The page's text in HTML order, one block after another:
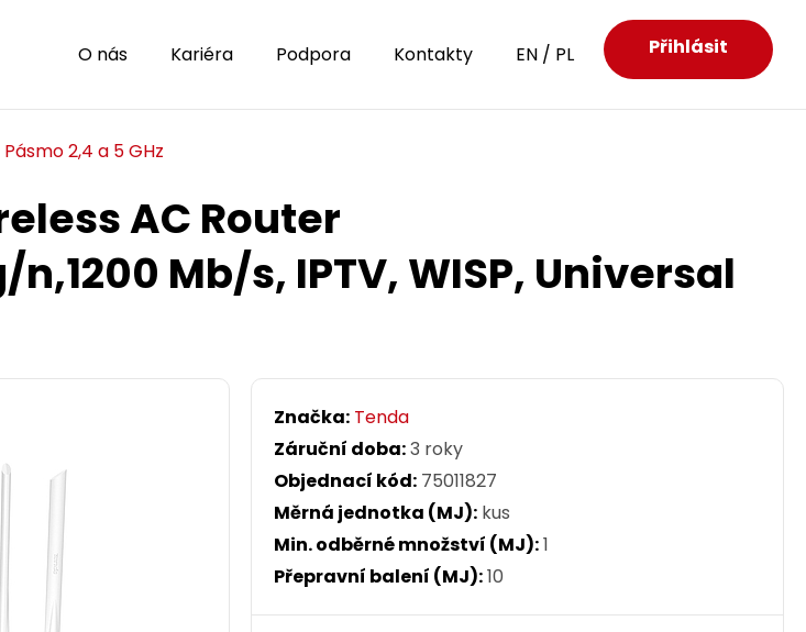
O nás Kariéra Podpora Kontakty EN / PL Přihlásit
Pásmo 2,4 a 5 GHz
AC Router
Mb/s, IPTV, WISP, Universal
Značka: Tenda
Záruční doba:3 roky
Objednací kód: 75011827
Měrná jednotka (MJ): kus
Min. odběrné množství (MJ):1
Přepravní balení (MJ):10